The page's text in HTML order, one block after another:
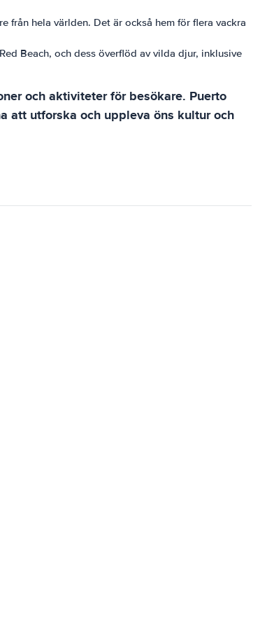
från hela världen. Det är också hem för flera vackra
Beach, och dess överflöd av vilda djur, inklusive
och aktiviteter för besökare. Puerto
att utforska och uppleva öns kultur och